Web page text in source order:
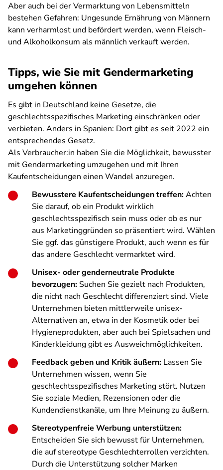
Aber auch bei der Vermarktung von Lebensmitteln
bestehen Gefahren: Ungesunde Ernährung von Männern
kann verharmlost und befördert werden, wenn Fleisch-
und Alkoholkonsum als männlich verkauft werden.
Tipps, wie Sie mit Gendermarketing
umgehen können
Es gibt in Deutschland keine Gesetze, die
geschlechtsspezifisches Marketing einschränken oder
verbieten. Anders in Spanien: Dort gibt es seit 2022 ein
entsprechendes Gesetz.
Als Verbraucher:in haben Sie die Möglichkeit, bewusster
mit Gendermarketing umzugehen und mit Ihren
Kaufentscheidungen einen Wandel anzuregen.
Bewusstere Kaufentscheidungen treffen:Achten
Sie darauf, ob ein Produkt wirklich
geschlechtsspezifisch sein muss oder ob es nur
aus Marketinggründen so präsentiert wird. Wählen
Sie ggf. das günstigere Produkt, auch wenn es für
das andere Geschlecht vermarktet wird.
Unisex- oder genderneutrale Produkte
bevorzugen: Suchen Sie gezielt nach Produkten,
die nicht nach Geschlecht differenziert sind. Viele
Unternehmen bieten mittlerweile unisex-
Alternativen an, etwa in der Kosmetik oder bei
Hygieneprodukten, aber auch bei Spielsachen und
Kinderkleidung gibt es Ausweichmöglichkeiten.
Feedback geben und Kritik äußern: Lassen Sie
Unternehmen wissen, wenn Sie
geschlechtsspezifisches Marketing stört. Nutzen
Sie soziale Medien, Rezensionen oder die
Kundendienstkanäle, um Ihre Meinung zu äußern.
Stereotypenfreie Werbung unterstützen:
Entscheiden Sie sich bewusst für Unternehmen,
die auf stereotype Geschlechterrollen verzichten.
Durch die Unterstützung solcher Marken